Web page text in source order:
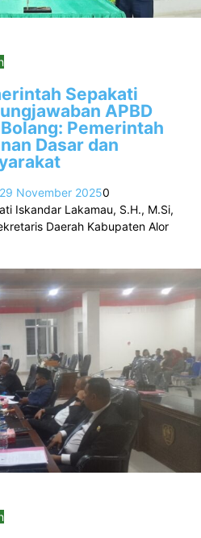
Sepakati
APBD
Pemerintah
Dasar dan
29 November 20250
Iskandar Lakamau, S.H., M.Si,
Daerah Kabupaten Alor